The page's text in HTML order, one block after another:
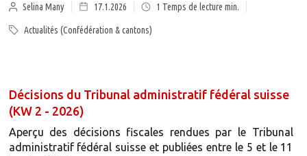
Selina Many 17.1.2026 1 Temps de lecture min.
Actualités (Confédération & cantons)
Décisions du Tribunal administratif fédéral suisse
(KW 2 - 2026)
Aperçu des décisions fiscales rendues par le Tribunal
administratif fédéral suisse et publiées entre le 5 et le 11